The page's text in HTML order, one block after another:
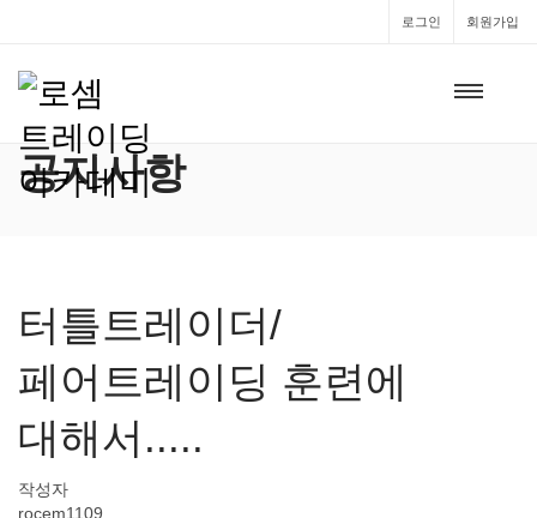
로그인 회원가입
공지사항
터틀트레이더/
페어트레이딩 훈련에
대해서.....
작성자
rocem1109